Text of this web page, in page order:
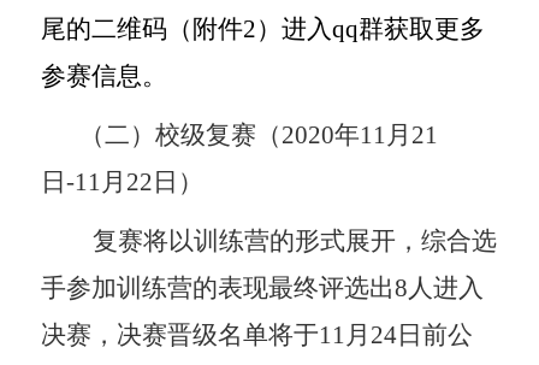
尾的二维码（附件2）进入qq群获取更多
参赛信息。
（二）校级复赛（2020年11 月 21
日-11 月 22 日）
复赛将以训练营的形式展开，综合选
手参加训练营的表现最终评选出8 人进入
决赛，决赛晋级名单将于11 月 24日前公